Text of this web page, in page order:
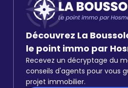
Découvrez La
le point immo par
Recevez un décryptage du
conseils d'agents pour vous
projet immobilier.